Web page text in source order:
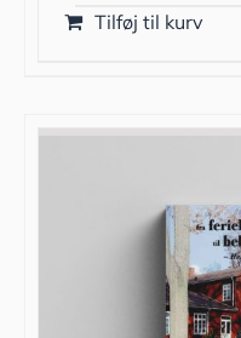
Tilføj til kurv